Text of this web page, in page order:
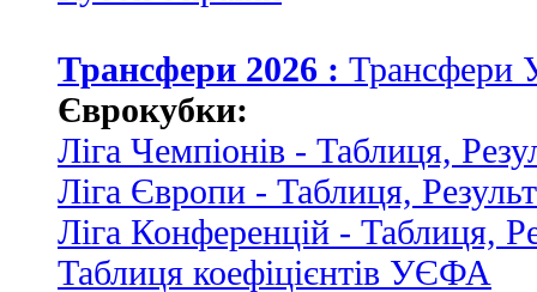
Трансфери 2026 : Трансфери
Єврокубки:
Ліга Чемпіонів - Таблиця,
Ліга Європи - Таблиця,
Ліга Конференцій - Таблиця,
Таблиця коефіцієнтів УЄФА